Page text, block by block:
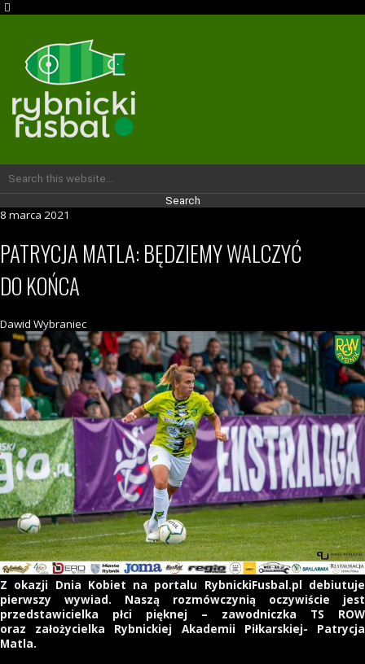
8 marca 2021
PATRYCJA MATLA: BĘDZIEMY WALCZYĆ
DO KOŃCA
Dawid Wybraniec
Z okazji Dnia Kobiet na portalu RybnickiFusbal.pl debiutuje
pierwszy wywiad. Naszą rozmówczynią oczywiście jest
przedstawicielka płci pięknej – zawodniczka TS ROW
oraz założycielka Rybnickiej Akademii Piłkarskiej- Patrycja
Matla.